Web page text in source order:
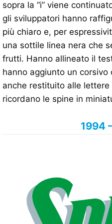
sopra la “i” viene
gli sviluppatori hanno
più chiaro e, per
una sottile linea nera che
frutti. Hanno allineato il
hanno aggiunto un corsivo
anche restituito alle
ricordano le spine in
1994